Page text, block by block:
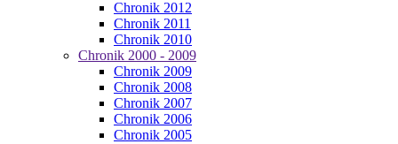
Chronik 2012
Chronik 2011
Chronik 2010
Chronik 2000 - 2009
Chronik 2009
Chronik 2008
Chronik 2007
Chronik 2006
Chronik 2005